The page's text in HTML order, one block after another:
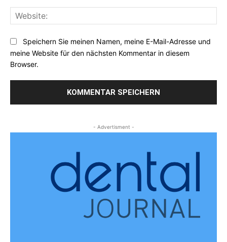
Speichern Sie meinen Namen, meine E-Mail-Adresse und
meine Website für den nächsten Kommentar in diesem
Browser.
- Advertisment -